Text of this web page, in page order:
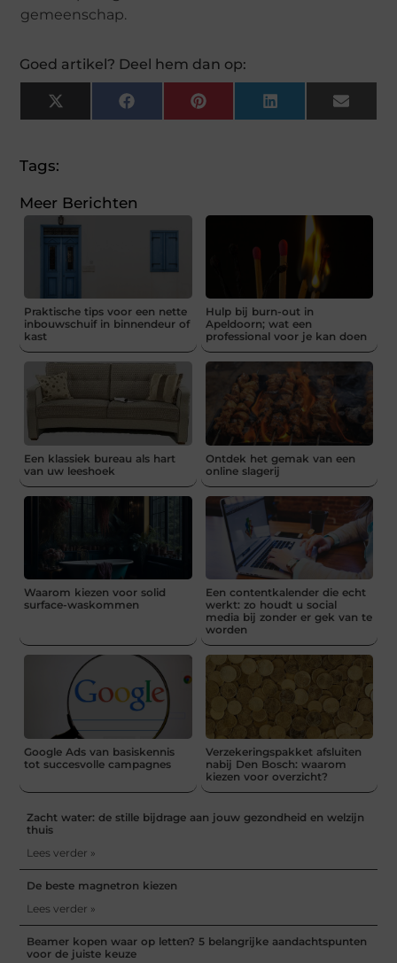
gemeenschap.
Goed artikel? Deel hem dan op:
X
(Twitter)
FacebookPinterestLinkedInEmail
Tags:
Meer Berichten
Praktische tips voor een nette
inbouwschuif in binnendeur of
kast
Hulp bij burn-out in
Apeldoorn; wat een
professional voor je kan doen
Een klassiek bureau als hart
van uw leeshoek
Ontdek het gemak van een
online slagerij
Waarom kiezen voor solid
surface-waskommen
Een contentkalender die echt
werkt: zo houdt u social
media bij zonder er gek van te
worden
Google Ads van basiskennis
tot succesvolle campagnes
Verzekeringspakket afsluiten
nabij Den Bosch: waarom
kiezen voor overzicht?
Zacht water: de stille bijdrage aan jouw gezondheid en welzijn
thuis
Lees verder »
De beste magnetron kiezen
Lees verder »
Beamer kopen waar op letten? 5 belangrijke aandachtspunten
voor de juiste keuze